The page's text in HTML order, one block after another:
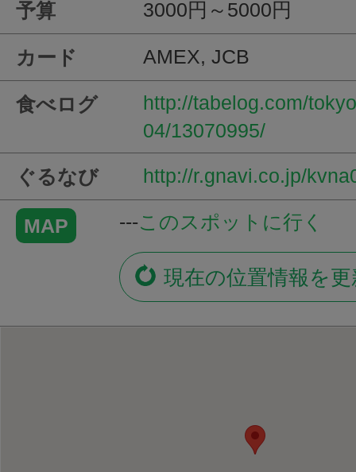
予算 3000円～5000円
カード AMEX, JCB
食べログ
http://tabelog.com/
04/13070995/
ぐるなび http://r.gnavi.co.jp/
MAP ---このスポットに行く
現在の位置情報を